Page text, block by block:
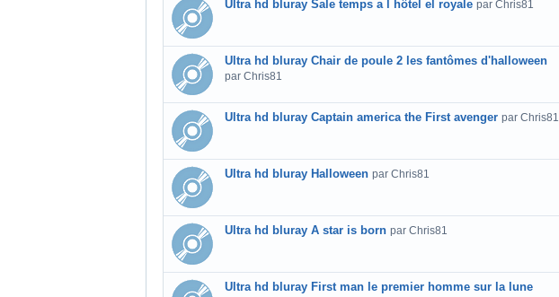
Ultra hd bluray Sale temps a l hôtel el royale par Chris81
Ultra hd bluray Chair de poule 2 les fantômes d'halloween
par Chris81
Ultra hd bluray Captain america the First avenger par Chris81
Ultra hd bluray Halloween par Chris81
Ultra hd bluray A star is born par Chris81
Ultra hd bluray First man le premier homme sur la lune